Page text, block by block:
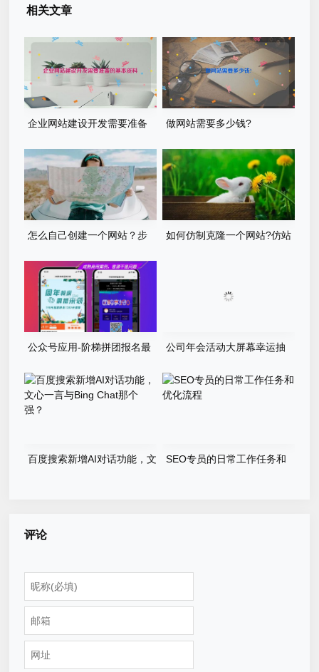
相关文章
企业网站建设开发需要准备
做网站需要多少钱?
怎么自己创建一个网站？步
如何仿制克隆一个网站?仿站
公众号应用-阶梯拼团报名最
公司年会活动大屏幕幸运抽
百度搜索新增AI对话功能，文
SEO专员的日常工作任务和
评论